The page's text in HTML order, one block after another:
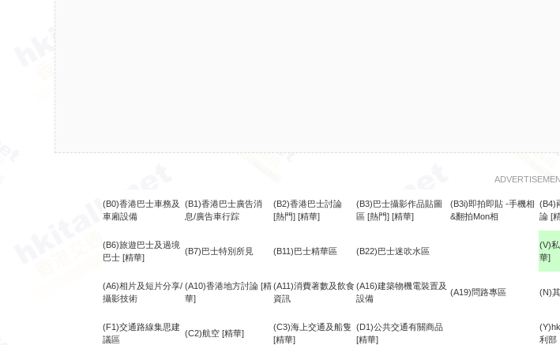
(B0)香港巴士車務及
車廂設備
(B1)香港巴士廣告消
息/廣告車行踪
(B2)香港巴士討論
[熱門] [精華]
(B3)巴士攝影作品貼圖
區 [熱門] [精華]
(B3i)即拍即貼 -手機相
&翻拍Mon相
(B4)
論 [
(B6)旅遊巴士及過境
巴士 [精華]
(B7)巴士特別所見 (B11)巴士精華區 (B22)巴士迷吹水區
(V)
華]
(A6)相片及短片分享/
攝影技術
(A10)香港地方討論 [精
華]
(A11)消費著數及飲食
資訊
(A16)建築物機電裝置及
設備
(A19)問路專區 (N)
(F1)交通路線集思建
議區
(C2)航空 [精華]
(C3)海上交通及船隻
[精華]
(D1)公共交通有關商品
[精華]
利部